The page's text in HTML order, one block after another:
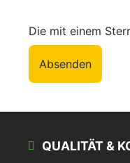
Die mit einem
Absenden
QUALITÄT &